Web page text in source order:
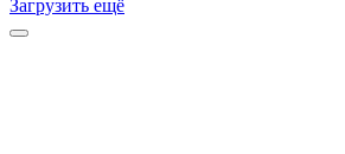
Загрузить ещё